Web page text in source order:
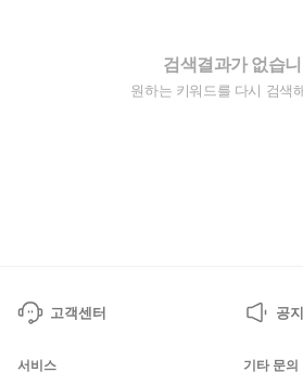
검색결과가 없습
원하는 키워드를 다시 검색
고객센터 공
서비스 기타 문의